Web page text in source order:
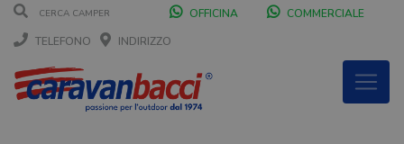
OFFICINA
COMMERCIALE
TELEFONO
INDIRIZZO